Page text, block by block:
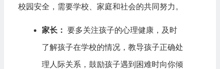
校园安全，需要学校、家庭和社会的共同努力。
家长： 要多关注孩子的心理健康，及时
了解孩子在学校的情况，教导孩子正确处
理人际关系，鼓励孩子遇到困难时向你倾